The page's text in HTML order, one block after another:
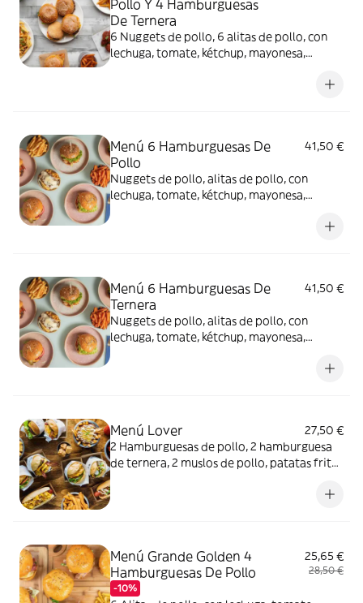
Pollo Y 4 Hamburguesas
De Ternera
6 Nuggets de pollo, 6 alitas de pollo, con
lechuga, tomate, kétchup, mayonesa,
Menú 6 Hamburguesas De
Pollo
41,50 €
Nuggets de pollo, alitas de pollo, con
lechuga, tomate, kétchup, mayonesa,
Menú 6 Hamburguesas De
Ternera
41,50 €
Nuggets de pollo, alitas de pollo, con
lechuga, tomate, kétchup, mayonesa,
Menú Lover
27,50 €
2 Hamburguesas de pollo, 2 hamburguesa
de ternera, 2 muslos de pollo, patatas fritas
Menú Grande Golden 4
Hamburguesas De Pollo
-10%
25,65 €
28,50 €